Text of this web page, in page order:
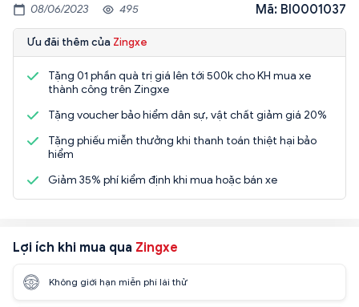
08/06/2023 495 Mã: BI0001037
Ưu đãi thêm của Zingxe
Tặng 01 phần quà trị giá lên tới 500k cho KH mua xe
thành công trên Zingxe
Tặng voucher bảo hiểm dân sự, vật chất giảm giá 20%
Tặng phiếu miễn thưởng khi thanh toán thiệt hại bảo
hiểm
Giảm 35% phí kiểm định khi mua hoặc bán xe
Lợi ích khi mua qua Zingxe
Không giới hạn miễn phí lái thử